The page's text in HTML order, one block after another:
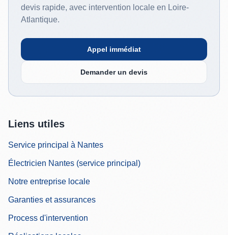
devis rapide, avec intervention locale en Loire-
Atlantique.
Appel immédiat
Demander un devis
Liens utiles
Service principal à Nantes
Électricien Nantes (service principal)
Notre entreprise locale
Garanties et assurances
Process d'intervention